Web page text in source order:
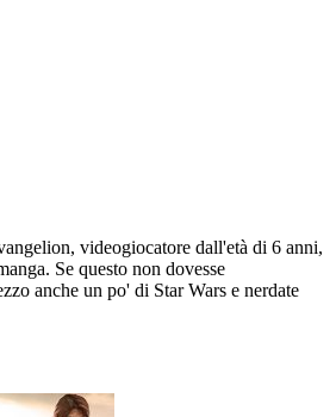
videogiocatore dall'età di 6 anni,
Se questo non dovesse
anche un po' di Star Wars e nerdate